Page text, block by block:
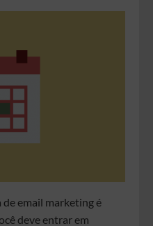
email marketing é
deve entrar em